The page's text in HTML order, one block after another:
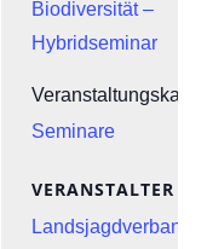
Biodiversität –
Hybridseminar
Seminare
VERANSTALTER
Landsjagdverband